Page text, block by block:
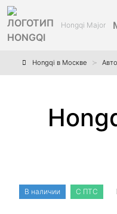
Hongqi Major
Hongqi в Москве
В наличии С ПТС